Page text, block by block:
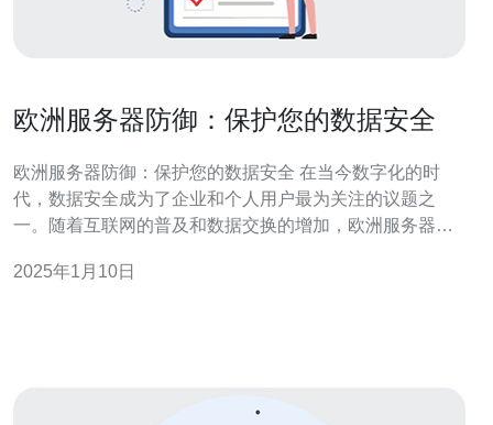
欧洲服务器防御：保护您的数据安全
欧洲服务器防御：保护您的数据安全 在当今数字化的时
代，数据安全成为了企业和个人用户最为关注的议题之
一。随着互联网的普及和数据交换的增加，欧洲服务器的
要性，并提供一些保护数据安全的实用建议。 欧洲是全球
2025年1月10日